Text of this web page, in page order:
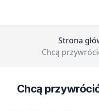
Strona
Chcą
Chcą